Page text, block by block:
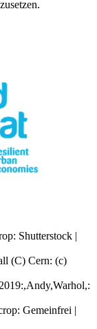
Shutterstock |
(C) Cern: (c)
Gemeinfrei |